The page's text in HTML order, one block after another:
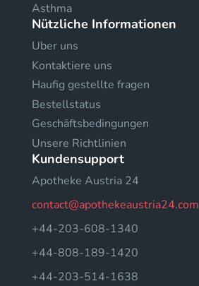
Asthma
Nützliche Informationen
Uber uns
Kontaktiere uns
Haufig gestellte fragen
Bestellstatus
Geschäftsbedingungen
Unsere Richtlinien
Kundensupport
Apotheke Austria 24
contact@apothekeaustria24.com
+44-203-608-1340
+44-808-189-1420
+44-203-514-1638